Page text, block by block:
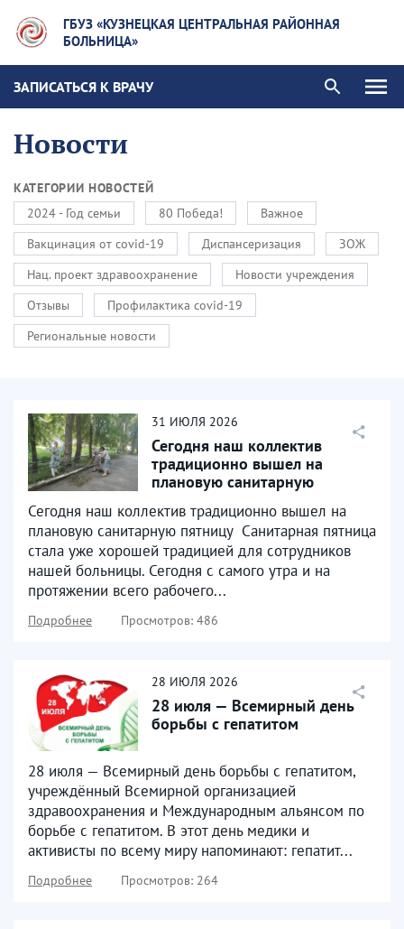
ГБУЗ «КУЗНЕЦКАЯ ЦЕНТРАЛЬНАЯ РАЙОННАЯ
БОЛЬНИЦА»
ЗАПИСАТЬСЯ К ВРАЧУ
Новости
КАТЕГОРИИ НОВОСТЕЙ
2024 - Год семьи
80 Победа!
Важное
Вакцинация от covid-19
Диспансеризация
ЗОЖ
Нац. проект здравоохранение
Новости учреждения
Отзывы
Профилактика covid-19
Региональные новости
31 ИЮЛЯ 2026
Сегодня наш коллектив
традиционно вышел на
плановую санитарную
Сегодня наш коллектив традиционно вышел на
плановую санитарную пятницу ⁣ Санитарная пятница
стала уже хорошей традицией для сотрудников
нашей больницы. Сегодня с самого утра и на
протяжении всего рабочего...
Подробнее Просмотров: 486
28 ИЮЛЯ 2026
28 июля — Всемирный день
борьбы с гепатитом
28 июля — Всемирный день борьбы с гепатитом,
учреждённый Всемирной организацией
здравоохранения и Международным альянсом по
борьбе с гепатитом. В этот день медики и
активисты по всему миру напоминают: гепатит...
Подробнее Просмотров: 264